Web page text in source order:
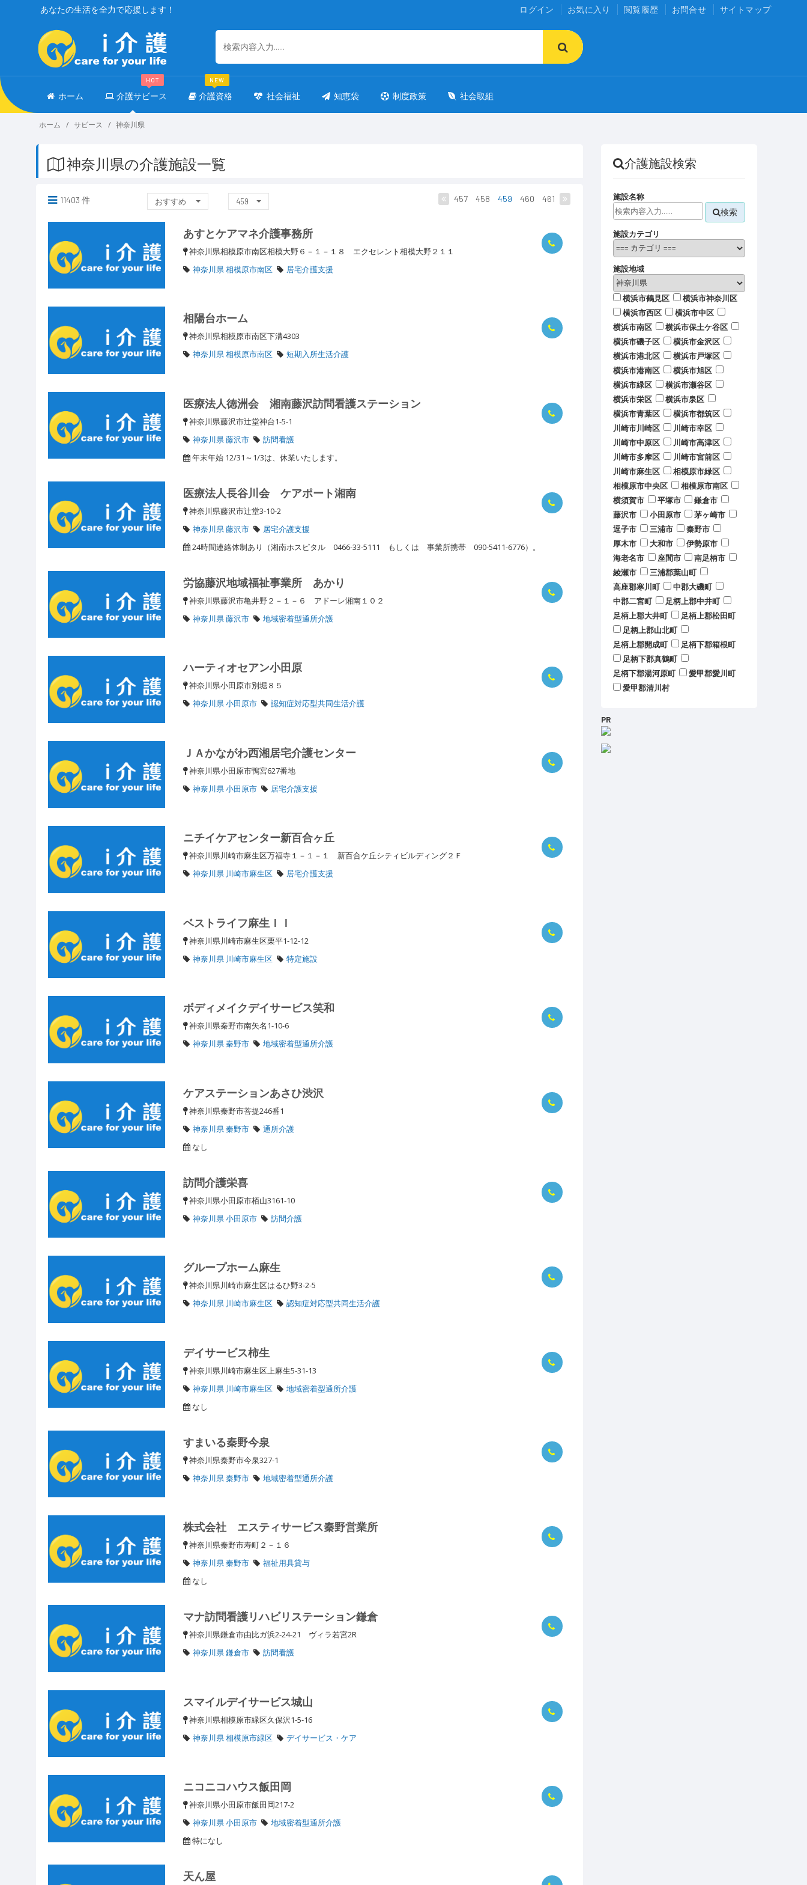
ログイン お気に入り 閲覧履歴 お問合せ サイトマップ
あなたの生活を全力で応援します！
ホーム 介護サビース
HOT
介護資格
NEW
社会福祉 知恵袋 制度政策 社会取組
ホーム サビース 神奈川県
神奈川県の介護施設一覧
11403 件 おすすめ 459 457 458 459 460 461
あすとケアマネ介護事務所
神奈川県相模原市南区相模大野６－１－１８ エクセレント相模大野２１１
神奈川県 相模原市南区
居宅介護支援
相陽台ホーム
神奈川県相模原市南区下溝4303
神奈川県 相模原市南区
短期入所生活介護
医療法人徳洲会 湘南藤沢訪問看護ステーション
神奈川県藤沢市辻堂神台1-5-1
神奈川県 藤沢市
訪問看護
年末年始 12/31～1/3は、休業いたします。
医療法人長谷川会 ケアポート湘南
神奈川県藤沢市辻堂3-10-2
神奈川県 藤沢市
居宅介護支援
24時間連絡体制あり（湘南ホスピタル 0466-33-5111 もしくは 事業所携帯 090-5411-6776）。
労協藤沢地域福祉事業所 あかり
神奈川県藤沢市亀井野２－１－６ アドーレ湘南１０２
神奈川県 藤沢市
地域密着型通所介護
ハーティオセアン小田原
神奈川県小田原市別堀８５
神奈川県 小田原市
認知症対応型共同生活介護
ＪＡかながわ西湘居宅介護センター
神奈川県小田原市鴨宮627番地
神奈川県 小田原市
居宅介護支援
ニチイケアセンター新百合ヶ丘
神奈川県川崎市麻生区万福寺１－１－１ 新百合ケ丘シティビルディング２Ｆ
神奈川県 川崎市麻生区
居宅介護支援
ベストライフ麻生ＩＩ
神奈川県川崎市麻生区栗平1-12-12
神奈川県 川崎市麻生区
特定施設
ボディメイクデイサービス笑和
神奈川県秦野市南矢名1-10-6
神奈川県 秦野市
地域密着型通所介護
ケアステーションあさひ渋沢
神奈川県秦野市菩提246番1
神奈川県 秦野市
通所介護
なし
訪問介護栄喜
神奈川県小田原市栢山3161-10
神奈川県 小田原市
訪問介護
グループホーム麻生
神奈川県川崎市麻生区はるひ野3-2-5
神奈川県 川崎市麻生区
認知症対応型共同生活介護
デイサービス柿生
神奈川県川崎市麻生区上麻生5-31-13
神奈川県 川崎市麻生区
地域密着型通所介護
なし
すまいる秦野今泉
神奈川県秦野市今泉327-1
神奈川県 秦野市
地域密着型通所介護
株式会社 エスティサービス秦野営業所
神奈川県秦野市寿町２－１６
神奈川県 秦野市
福祉用具貸与
なし
マナ訪問看護リハビリステーション鎌倉
神奈川県鎌倉市由比ガ浜2-24-21 ヴィラ若宮2R
神奈川県 鎌倉市
訪問看護
スマイルデイサービス城山
神奈川県相模原市緑区久保沢1-5-16
神奈川県 相模原市緑区
デイサービス・ケア
ニコニコハウス飯田岡
神奈川県小田原市飯田岡217-2
神奈川県 小田原市
地域密着型通所介護
特になし
天ん屋
介護施設検索
施設名称
検索
施設カテゴリ
施設地域
横浜市鶴見区
横浜市神奈川区
横浜市西区
横浜市中区
横浜市南区
横浜市保土ケ谷区
横浜市磯子区
横浜市金沢区
横浜市港北区
横浜市戸塚区
横浜市港南区
横浜市旭区
横浜市緑区
横浜市瀬谷区
横浜市栄区
横浜市泉区
横浜市青葉区
横浜市都筑区
川崎市川崎区
川崎市幸区
川崎市中原区
川崎市高津区
川崎市多摩区
川崎市宮前区
川崎市麻生区
相模原市緑区
相模原市中央区
相模原市南区
横須賀市
平塚市
鎌倉市
藤沢市
小田原市
茅ヶ崎市
逗子市
三浦市
秦野市
厚木市
大和市
伊勢原市
海老名市
座間市
南足柄市
綾瀬市
三浦郡葉山町
高座郡寒川町
中郡大磯町
中郡二宮町
足柄上郡中井町
足柄上郡大井町
足柄上郡松田町
足柄上郡山北町
足柄上郡開成町
足柄下郡箱根町
足柄下郡真鶴町
足柄下郡湯河原町
愛甲郡愛川町
愛甲郡清川村
PR